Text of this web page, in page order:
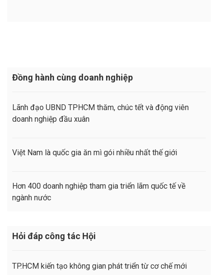
Đồng hành cùng doanh nghiệp
Lãnh đạo UBND TPHCM thăm, chúc tết và động viên
doanh nghiệp đầu xuân
Việt Nam là quốc gia ăn mì gói nhiều nhất thế giới
Hơn 400 doanh nghiệp tham gia triển lãm quốc tế về
ngành nước
Hỏi đáp công tác Hội
TP.HCM kiến tạo không gian phát triển từ cơ chế mới